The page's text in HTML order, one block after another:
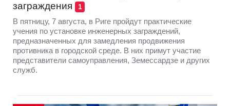
заграждения
1
В пятницу, 7 августа, в Риге пройдут практические
учения по установке инженерных заграждений,
предназначенных для замедления продвижения
противника в городской среде. В них примут участие
представители самоуправления, Земессардзе и других
служб.